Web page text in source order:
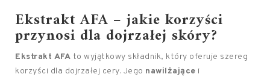
Ekstrakt AFA – jakie korzyści
przynosi dla dojrzałej skóry?
Ekstrakt AFA to wyjątkowy składnik, który oferuje szereg
korzyści dla dojrzałej cery. Jego nawilżające i